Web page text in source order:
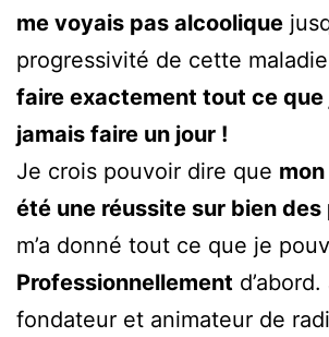
me voyais pas alcoolique
progressivité de cette
faire exactement tout ce que
jamais faire un jour !
Je crois pouvoir dire que
été une réussite sur bien des
m’a donné tout ce que je
Professionnellement
fondateur et animateur de